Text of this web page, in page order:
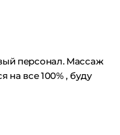
персонал. Массаж
на все 100% , буду